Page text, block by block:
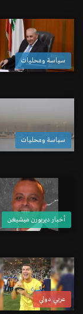
سياسة ومحليات
سياسة ومحليات
أخبار ديربورن ميشيغن
عربي دولي